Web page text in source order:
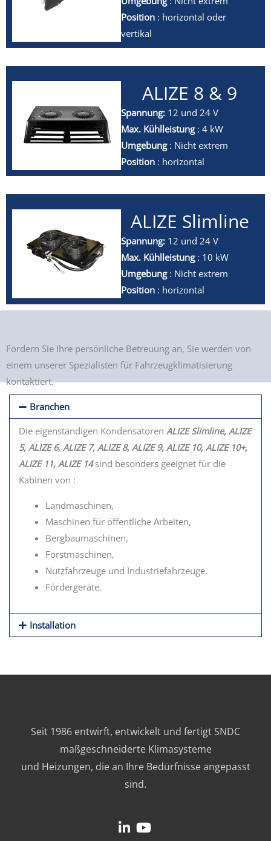
Position : horizontal oder
vertikal
ALIZE 8 & 9
Spannung:12 und 24 V
Max. Kühlleistung: 4 kW
Umgebung: Nicht extrem
Position : horizontal
ALIZE Slimline
Spannung:12 und 24 V
Max. Kühlleistung: 10 kW
Umgebung: Nicht extrem
Position : horizontal
Fordern Sie Ihre persönliche Betreuung an, Sie werden von
einem unserer Spezialisten für Fahrzeugklimatisierung
kontaktiert.
Branchen
Die eigenständigen Kondensatoren ALIZE Slimline, ALIZE
5, ALIZE 6, ALIZE 7, ALIZE 8, ALIZE 9, ALIZE 10, ALIZE 10+,
ALIZE 11, ALIZE 14sind besonders geeignet für die
Kabinen von :
Landmaschinen,
Maschinen für öffentliche Arbeiten,
Bergbaumaschinen,
Forstmaschinen,
Nutzfahrzeuge und Industriefahrzeuge,
Fördergeräte.
Installation
Seit 1986 entwirft, entwickelt und fertigt SNDC
maßgeschneiderte Klimasysteme
und Heizungen, die an Ihre Bedürfnisse angepasst
sind.